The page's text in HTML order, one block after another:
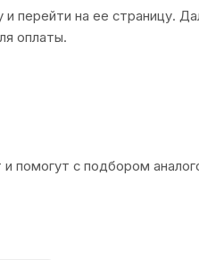
перейти на ее страницу.
оплаты.
помогут с подбором